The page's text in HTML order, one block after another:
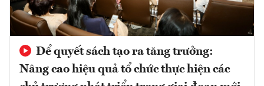
Để quyết sách tạo ra tăng trưởng:
Nâng cao hiệu quả tổ chức thực hiện các